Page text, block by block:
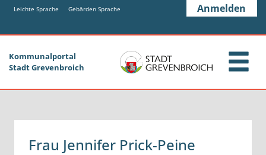
Zum Hauptinhalt springen
Zum Header
Zum Hauptinhalt
Zum Footer
Leichte Sprache Gebärden Sprache Anmelden
Kommunalportal
Stadt Grevenbroich
Frau Jennifer Prick-Peine